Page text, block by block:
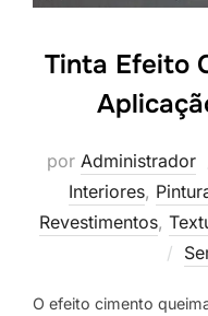
Tinta Efeito
por Administrador
Interiores,
Revestimentos,
O efeito cimento